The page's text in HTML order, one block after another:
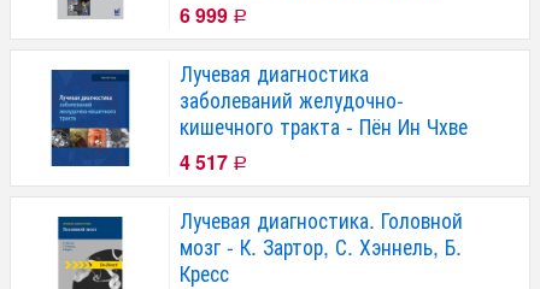
6 999 Р
Лучевая диагностика
заболеваний желудочно-
кишечного тракта - Пён Ин Чхве
4 517 Р
Лучевая диагностика. Головной
мозг - К. Зартор, С. Хэннель, Б.
Кресс